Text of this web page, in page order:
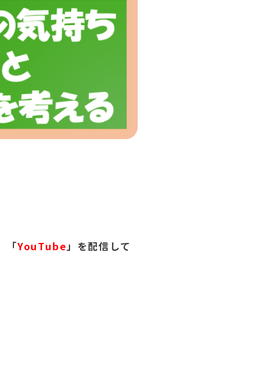
「YouTube」 を配信して